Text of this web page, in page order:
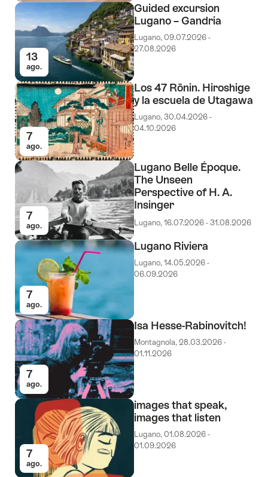
13
ago.
Guided excursion
Lugano – Gandria
Lugano, 09.07.2026 -
27.08.2026
7
ago.
Los 47 Rōnin. Hiroshige
y la escuela de Utagawa
Lugano, 30.04.2026 -
04.10.2026
7
ago.
Lugano Belle Époque.
The Unseen
Perspective of H. A.
Insinger
Lugano, 16.07.2026 - 31.08.2026
7
ago.
Lugano Riviera
Lugano, 14.05.2026 -
06.09.2026
7
ago.
Isa Hesse-Rabinovitch!
Montagnola, 28.03.2026 -
01.11.2026
7
ago.
images that speak,
images that listen
Lugano, 01.08.2026 -
01.09.2026